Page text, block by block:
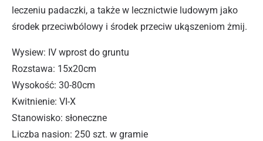
leczeniu padaczki, a także w lecznictwie ludowym jako
środek przeciwbólowy i środek przeciw ukąszeniom żmij.
Wysiew: IV wprost do gruntu
Rozstawa: 15x20cm
Wysokość: 30-80cm
Kwitnienie: VI-X
Stanowisko: słoneczne
Liczba nasion: 250 szt. w gramie